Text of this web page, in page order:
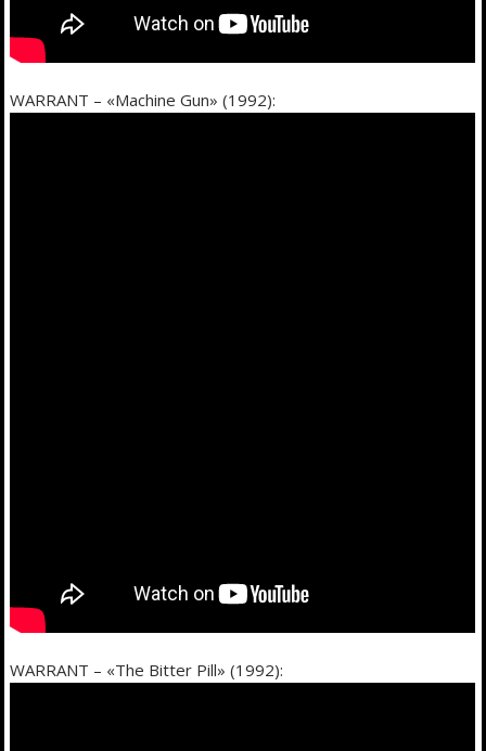
WARRANT – «Machine Gun» (1992):
WARRANT – «The Bitter Pill» (1992):